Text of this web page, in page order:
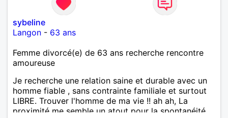
sybeline
Langon - 63 ans
Femme divorcé(e) de 63 ans recherche rencontre
amoureuse
Je recherche une relation saine et durable avec un
homme fiable , sans contrainte familiale et surtout
LIBRE. Trouver l'homme de ma vie !! ah ah, La
proximité me semble un atout pour la spontanéité